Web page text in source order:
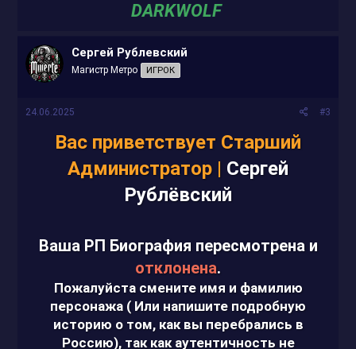
DARKWOLF
Сергей Рублевский
Магистр Метро ИГРОК
24.06.2025 #3
Вас приветствует Старший
Администратор | Сергей
Рублёвский
Ваша РП Биография пересмотрена и
отклонена.
Пожалуйста смените имя и фамилию
персонажа ( Или напишите подробную
историю о том, как вы перебрались в
Россию), так как аутентичность не